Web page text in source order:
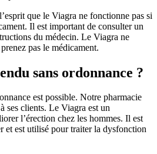
que le Viagra ne fonctionne pas si
Il est important de consulter un
du médecin. Le Viagra ne
pas le médicament.
sans ordonnance ?
est possible. Notre pharmacie
ses clients. Le Viagra est un
l’érection chez les hommes. Il est
et est utilisé pour traiter la dysfonction